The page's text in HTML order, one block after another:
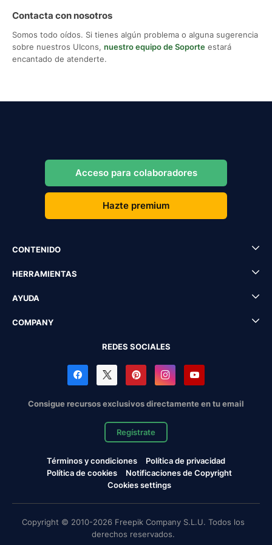
Contacta con nosotros
Somos todo oídos. Si tienes algún problema o alguna sugerencia
sobre nuestros UIcons, nuestro equipo de Soporte estará
encantado de atenderte.
Acceso para colaboradores
Hazte premium
CONTENIDO
HERRAMIENTAS
AYUDA
COMPANY
REDES SOCIALES
Consigue recursos exclusivos directamente en tu email
Regístrate
Términos y condiciones
Política de privacidad
Política de cookies
Notificaciones de Copyright
Cookies settings
Copyright © 2010-2026 Freepik Company S.L.U. Todos los
derechos reservados.